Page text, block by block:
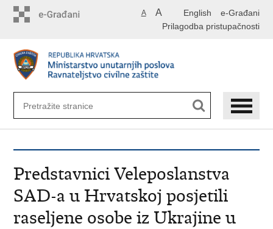
English e-Građani
A A
Prilagodba pristupačnosti
Predstavnici Veleposlanstva
SAD-a u Hrvatskoj posjetili
raseljene osobe iz Ukrajine u